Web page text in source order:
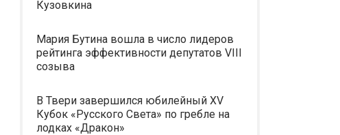
Кузовкина
Мария Бутина вошла в число лидеров
рейтинга эффективности депутатов VIII
созыва
В Твери завершился юбилейный XV
Кубок «Русского Света» по гребле на
лодках «Дракон»